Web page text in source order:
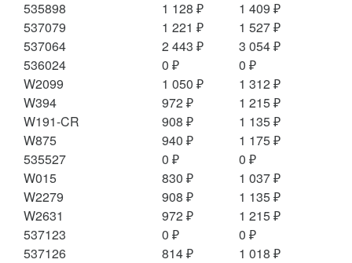
535898
1 128 ₽
1 409 ₽
537079
1 221 ₽
1 527 ₽
537064
2 443 ₽
3 054 ₽
536024
0 ₽
0 ₽
W2099
1 050 ₽
1 312 ₽
W394
972 ₽
1 215 ₽
W191-CR
908 ₽
1 135 ₽
W875
940 ₽
1 175 ₽
535527
0 ₽
0 ₽
W015
830 ₽
1 037 ₽
W2279
908 ₽
1 135 ₽
W2631
972 ₽
1 215 ₽
537123
0 ₽
0 ₽
537126
814 ₽
1 018 ₽